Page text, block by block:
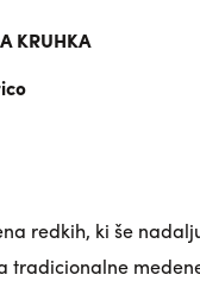
KRUHKA
redkih, ki še
tradicionalne